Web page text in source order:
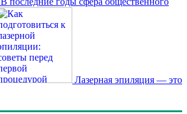
Лазерная эпиляция — это